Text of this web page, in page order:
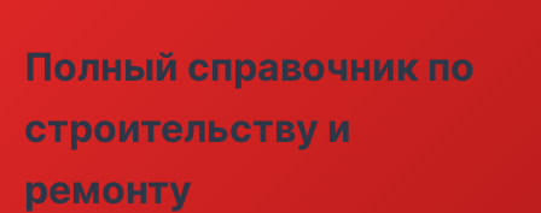
Полный справочник по
строительству и
ремонту